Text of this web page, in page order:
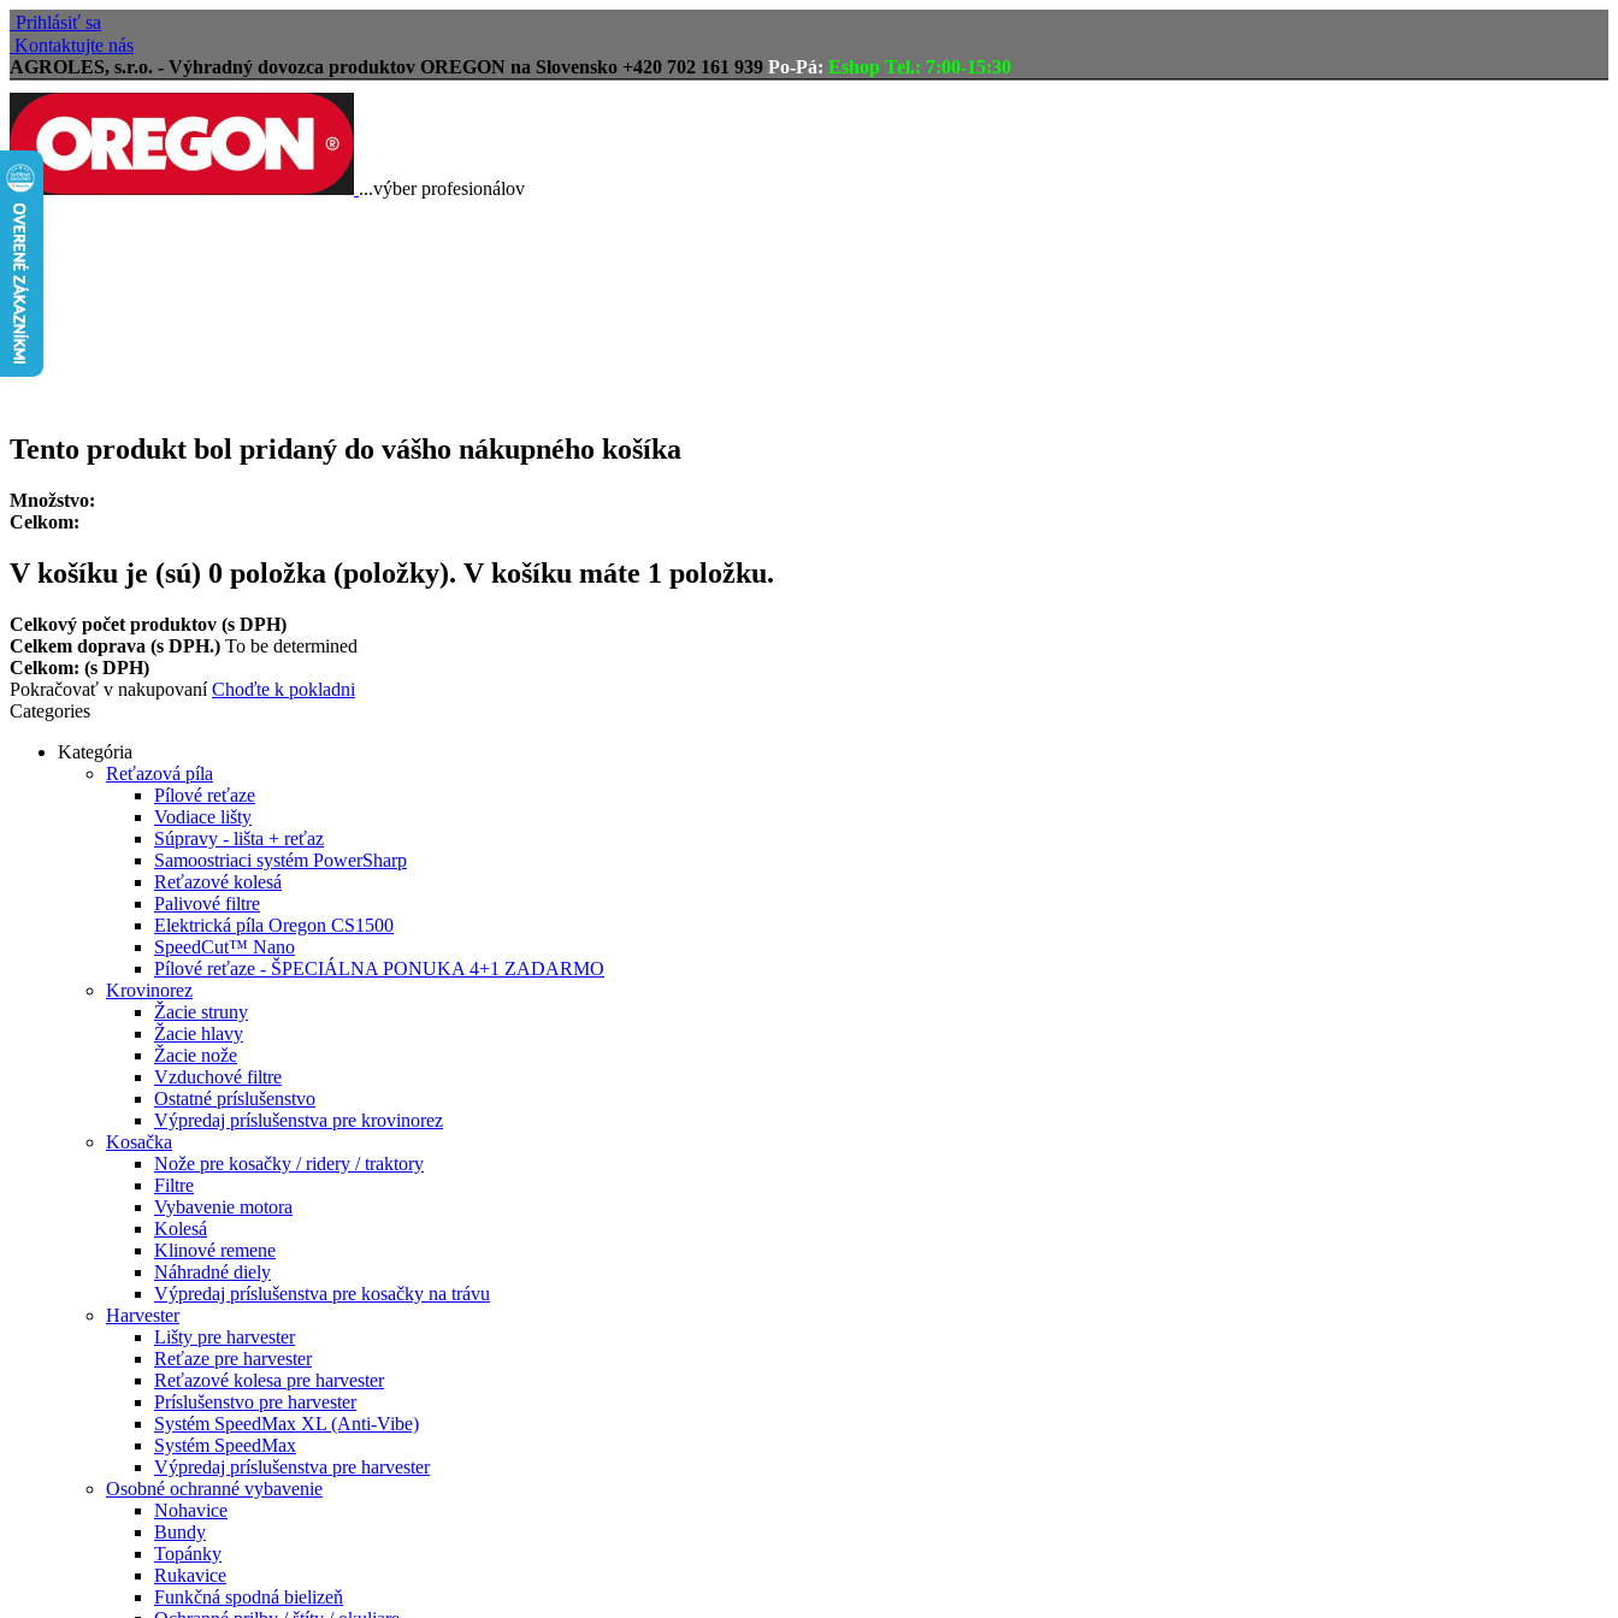
Prihlásiť sa
Kontaktujte nás
AGROLES, s.r.o. - Výhradný dovozca produktov OREGON na Slovensko +420 702 161 939 Po-Pá: Eshop Tel.: 7:00-15:30
...výber profesionálov
Doprava zadarmo
Vrátenie tovaru, reklamácie
Tento produkt bol pridaný do vášho nákupného košíka
Množstvo:
Celkom:
V košíku je (sú) 0 položka (položky). V košíku máte 1 položku.
Celkový počet produktov (s DPH)
Celkem doprava (s DPH.) To be determined
Celkom: (s DPH)
Pokračovať v nakupovaníChoďte k pokladni
Categories
Kategória
Reťazová píla
Pílové reťaze
Vodiace lišty
Súpravy - lišta + reťaz
Samoostriaci systém PowerSharp
Reťazové kolesá
Palivové filtre
Elektrická píla Oregon CS1500
SpeedCut™ Nano
Pílové reťaze - ŠPECIÁLNA PONUKA 4+1 ZADARMO
Krovinorez
Žacie struny
Žacie hlavy
Žacie nože
Vzduchové filtre
Ostatné príslušenstvo
Výpredaj príslušenstva pre krovinorez
Kosačka
Nože pre kosačky / ridery / traktory
Filtre
Vybavenie motora
Kolesá
Klinové remene
Náhradné diely
Výpredaj príslušenstva pre kosačky na trávu
Harvester
Lišty pre harvester
Reťaze pre harvester
Reťazové kolesa pre harvester
Príslušenstvo pre harvester
Systém SpeedMax XL (Anti-Vibe)
Systém SpeedMax
Výpredaj príslušenstva pre harvester
Osobné ochranné vybavenie
Nohavice
Bundy
Topánky
Rukavice
Funkčná spodná bielizeň